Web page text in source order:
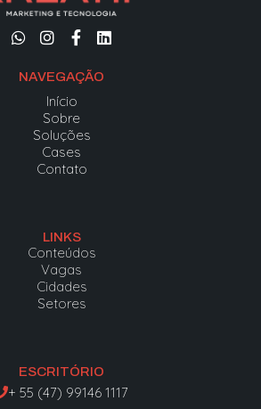
NAVEGAÇÃO
Início
Sobre
Soluções
Cases
Contato
LINKS
Conteúdos
Vagas
Cidades
Setores
ESCRITÓRIO
+ 55 (47) 99146 1117